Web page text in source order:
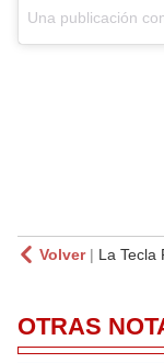
Una publicación
Volver| La Tecla
OTRAS